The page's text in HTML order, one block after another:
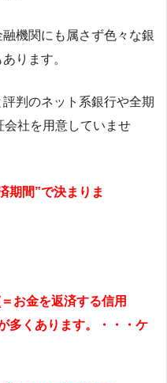
機関にも属さず色々な銀
ります。
判のネット系銀行や全期
会社を用意していませ
期間”で決まりま
お金を返済する信用
多くあります。・・・ケ